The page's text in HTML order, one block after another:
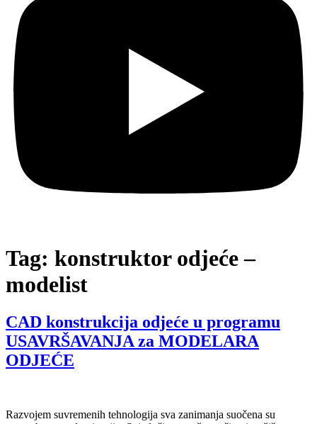
Tag: konstruktor odjeće –
modelist
CAD konstrukcija odjeće u programu
USAVRŠAVANJA za MODELARA
ODJEĆE
Razvojem suvremenih tehnologija sva zanimanja suočena su